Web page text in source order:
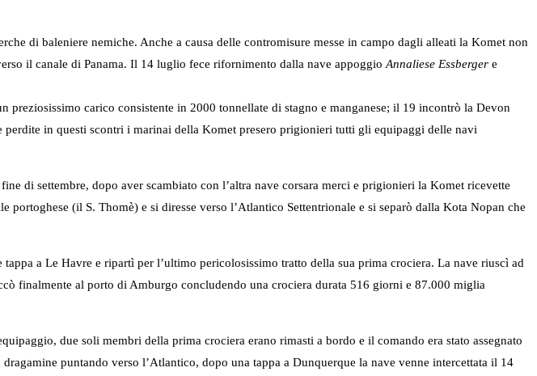
di baleniere nemiche. Anche a causa delle contromisure messe in campo dagli alleati la Komet non
il canale di Panama. Il 14 luglio fece rifornimento dalla nave appoggio Annaliese Essberger e
preziosissimo carico consistente in 2000 tonnellate di stagno e manganese; il 19 incontrò la Devon
in questi scontri i marinai della Komet presero prigionieri tutti gli equipaggi delle navi
di settembre, dopo aver scambiato con l’altra nave corsara merci e prigionieri la Komet ricevette
(il S. Thomè) e si diresse verso l’Atlantico Settentrionale e si separò dalla Kota Nopan che
a Le Havre e ripartì per l’ultimo pericolosissimo tratto della sua prima crociera. La nave riuscì ad
finalmente al porto di Amburgo concludendo una crociera durata 516 giorni e 87.000 miglia
due soli membri della prima crociera erano rimasti a bordo e il comando era stato assegnato
puntando verso l’Atlantico, dopo una tappa a Dunquerque la nave venne intercettata il 14